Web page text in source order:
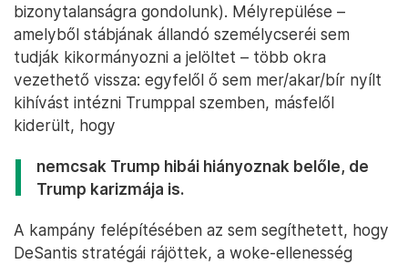
bizonytalanságra gondolunk). Mélyrepülése –
amelyből stábjának állandó személycseréi sem
tudják kikormányozni a jelöltet – több okra
vezethető vissza: egyfelől ő sem mer/akar/bír nyílt
kihívást intézni Trumppal szemben, másfelől
kiderült, hogy
nemcsak Trump hibái hiányoznak belőle, de
Trump karizmája is.
A kampány felépítésében az sem segíthetett, hogy
DeSantis stratégái rájöttek, a woke-ellenesség